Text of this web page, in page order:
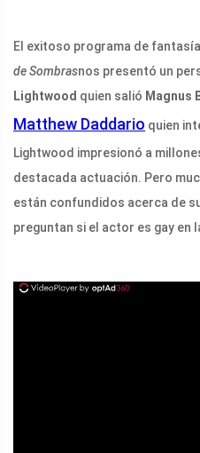
El exitoso programa de
de Sombrasnos presentó un
Lightwood quien salió Magnus
Matthew Daddario quien
Lightwood impresionó a
destacada actuación. Pero
están confundidos acerca de
preguntan si el actor es gay en